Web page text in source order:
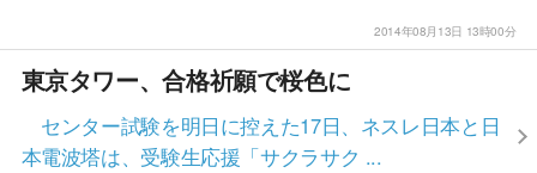
2014年08月13日 13時00分
東京タワー、合格祈願で桜色に
センター試験を明日に控えた17日、ネスレ日本と日
本電波塔は、受験生応援「サクラサク ...